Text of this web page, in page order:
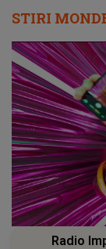
STIRI
Radio